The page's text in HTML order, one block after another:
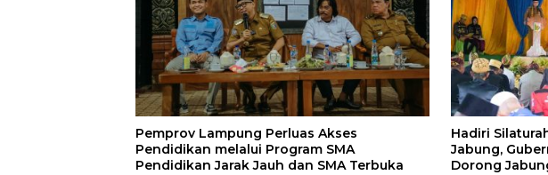
Pemprov Lampung Perluas Akses
Pendidikan melalui Program SMA
Pendidikan Jarak Jauh dan SMA Terbuka
Hadiri
Jabung,
Dorong